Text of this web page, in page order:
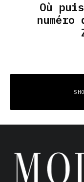
Où
Your email address
are marked *